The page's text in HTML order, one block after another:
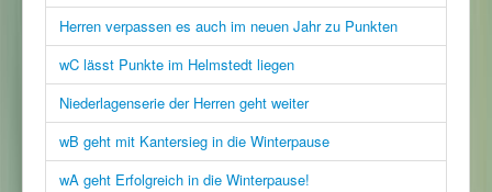
Herren verpassen es auch im neuen Jahr zu Punkten
wC lässt Punkte im Helmstedt liegen
Niederlagenserie der Herren geht weiter
wB geht mit Kantersieg in die Winterpause
wA geht Erfolgreich in die Winterpause!